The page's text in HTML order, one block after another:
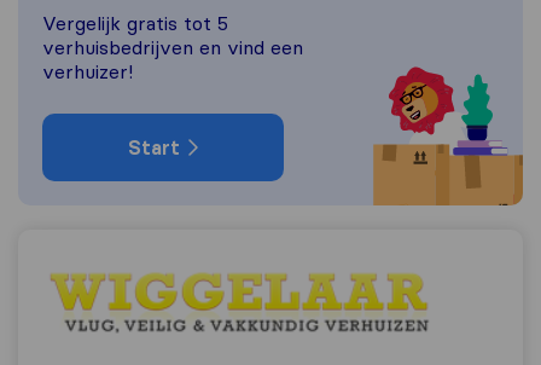
Vergelijk gratis tot 5
verhuisbedrijven en vind een
verhuizer!
Start